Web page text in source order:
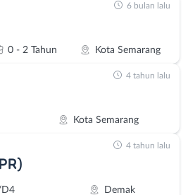
0 - 2 Tahun Kota Semarang
6 bulan lalu
Kota Semarang
4 tahun lalu
D4 Demak
4 tahun lalu